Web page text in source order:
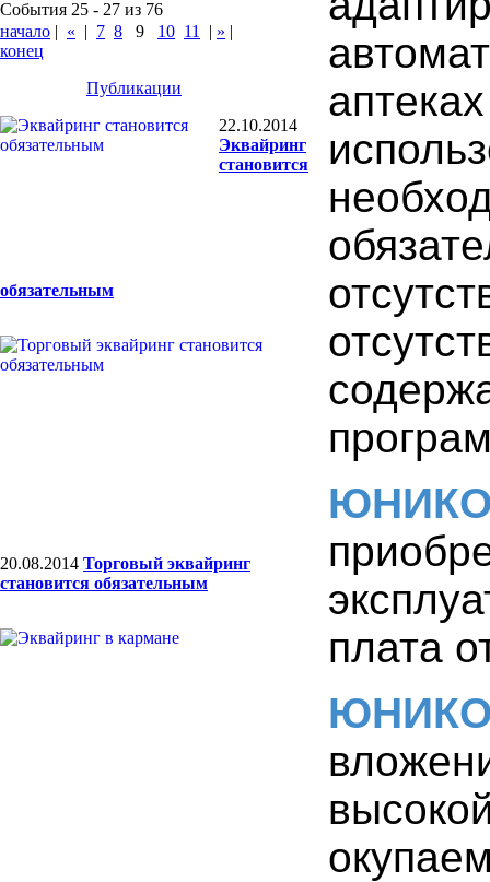
События 25 - 27 из 76
начало | « | 7 8 9 10 11 | » |
конец
Публикации
22.10.2014
Эквайринг
становится
обязательным
20.08.2014 Торговый эквайринг
становится обязательным
плата